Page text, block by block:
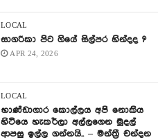
LOCAL
සාගරිකා පිට ගියේ සිල්පර හින්දද ?
APR 24, 2026
LOCAL
භාණ්ඩාගාර කොල්ලය අපි නොකිය
හිටියෙ හැකර්ලා අල්ලගෙන මුදල්
ආපසු ඉල්ල ගන්නයි.. – මන්ත්‍රී චන්දන